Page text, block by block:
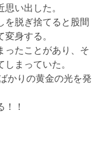
い出した。
を脱ぎ捨てると股間
身する。
ったことがあり、そ
まっていた。
かりの黄金の光を発
！